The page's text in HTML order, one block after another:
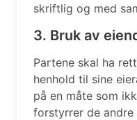
skriftlig og med
3. Bruk av
Partene skal ha
henhold til sine
på en måte som
forstyrrer de